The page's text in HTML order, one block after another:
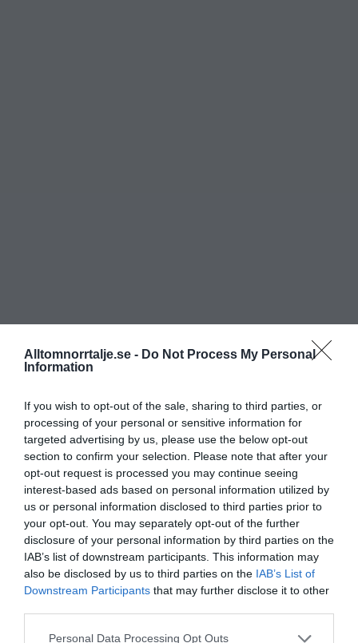
Alltomnorrtalje.se - Do Not Process My Personal
Information
If you wish to opt-out of the sale, sharing to third parties, or
processing of your personal or sensitive information for
targeted advertising by us, please use the below opt-out
section to confirm your selection. Please note that after your
opt-out request is processed you may continue seeing
interest-based ads based on personal information utilized by
us or personal information disclosed to third parties prior to
your opt-out. You may separately opt-out of the further
disclosure of your personal information by third parties on the
IAB’s list of downstream participants. This information may
also be disclosed by us to third parties on the IAB’s List of
Downstream Participants that may further disclose it to other
Personal Data Processing Opt Outs